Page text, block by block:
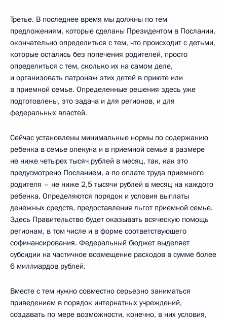
Третье. В последнее время мы должны по тем
предложениям, которые сделаны Президентом в Послании,
окончательно определиться с тем, что происходит с детьми,
которые остались без попечения родителей, просто
определиться с тем, сколько их на самом деле,
и организовать патронаж этих детей в приюте или
в приемной семье. Определенные решения здесь уже
подготовлены, это задача и для регионов, и для
федеральных властей.
Сейчас установлены минимальные нормы по содержанию
ребенка в семье опекуна и в приемной семье в размере
не ниже четырех тысяч рублей в месяц, так, как это
предусмотрено Посланием, а по оплате труда приемного
родителя – не ниже 2,5 тысячи рублей в месяц на каждого
ребенка. Определяются порядок и условия выплаты
денежных средств, предоставления льгот приемной семье.
Здесь Правительство будет оказывать всяческую помощь
регионам, в том числе и в форме соответствующего
софинансирования. Федеральный бюджет выделяет
субсидии на частичное возмещение расходов в сумме более
6 миллиардов рублей.
Вместе с тем нужно совместно серьезно заниматься
приведением в порядок интернатных учреждений,
создавать по мере возможности, конечно, в них условия,